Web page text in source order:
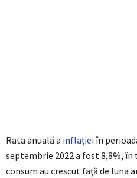
Rata anuală a inflaţiei în
septembrie 2022 a fost 8,8%, în
consum au crescut faţă de luna